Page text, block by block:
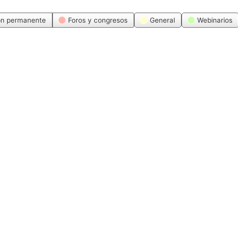
permanente Foros y congresos General Webinarios